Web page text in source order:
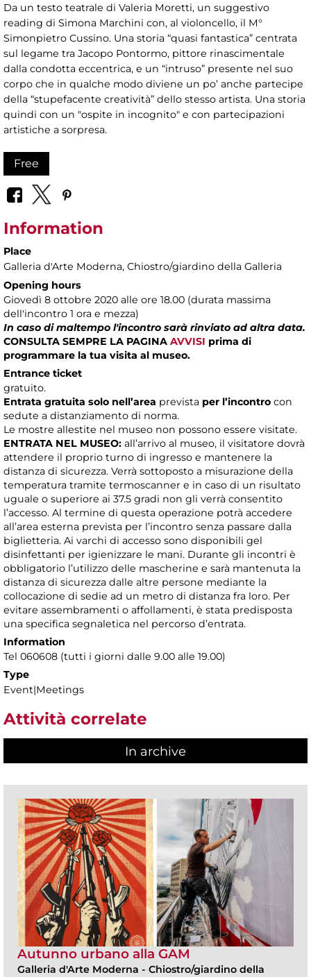
Da un testo teatrale di Valeria Moretti, un suggestivo
reading di Simona Marchini con, al violoncello, il M°
Simonpietro Cussino. Una storia “quasi fantastica” centrata
sul legame tra Jacopo Pontormo, pittore rinascimentale
dalla condotta eccentrica, e un “intruso” presente nel suo
corpo che in qualche modo diviene un po’ anche partecipe
della “stupefacente creatività” dello stesso artista. Una storia
quindi con un "ospite in incognito" e con partecipazioni
artistiche a sorpresa.
Free
Information
Place
Galleria d'Arte Moderna, Chiostro/giardino della Galleria
Opening hours
Giovedì 8 ottobre 2020 alle ore 18.00 (durata massima
dell'incontro 1 ora e mezza)
In caso di maltempo l'incontro sarà rinviato ad altra data.
CONSULTA SEMPRE LA PAGINA AVVISI prima di
programmare la tua visita al museo.
Entrance ticket
gratuito.
Entrata gratuita solo nell’area prevista per l’incontro con
sedute a distanziamento di norma.
Le mostre allestite nel museo non possono essere visitate.
ENTRATA NEL MUSEO: all’arrivo al museo, il visitatore dovrà
attendere il proprio turno di ingresso e mantenere la
distanza di sicurezza. Verrà sottoposto a misurazione della
temperatura tramite termoscanner e in caso di un risultato
uguale o superiore ai 37.5 gradi non gli verrà consentito
l’accesso. Al termine di questa operazione potrà accedere
all’area esterna prevista per l’incontro senza passare dalla
biglietteria. Ai varchi di accesso sono disponibili gel
disinfettanti per igienizzare le mani. Durante gli incontri è
obbligatorio l’utilizzo delle mascherine e sarà mantenuta la
distanza di sicurezza dalle altre persone mediante la
collocazione di sedie ad un metro di distanza fra loro. Per
evitare assembramenti o affollamenti, è stata predisposta
una specifica segnaletica nel percorso d’entrata.
Information
Tel 060608 (tutti i giorni dalle 9.00 alle 19.00)
Type
Event|Meetings
Attività correlate
In archive
Autunno urbano alla GAM
Galleria d'Arte Moderna - Chiostro/giardino della